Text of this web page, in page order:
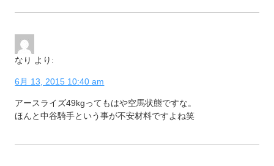
なり より:
6月 13, 2015 10:40 am
アースライズ49kgってもはや空馬状態ですな。
ほんと中谷騎手という事が不安材料ですよね笑